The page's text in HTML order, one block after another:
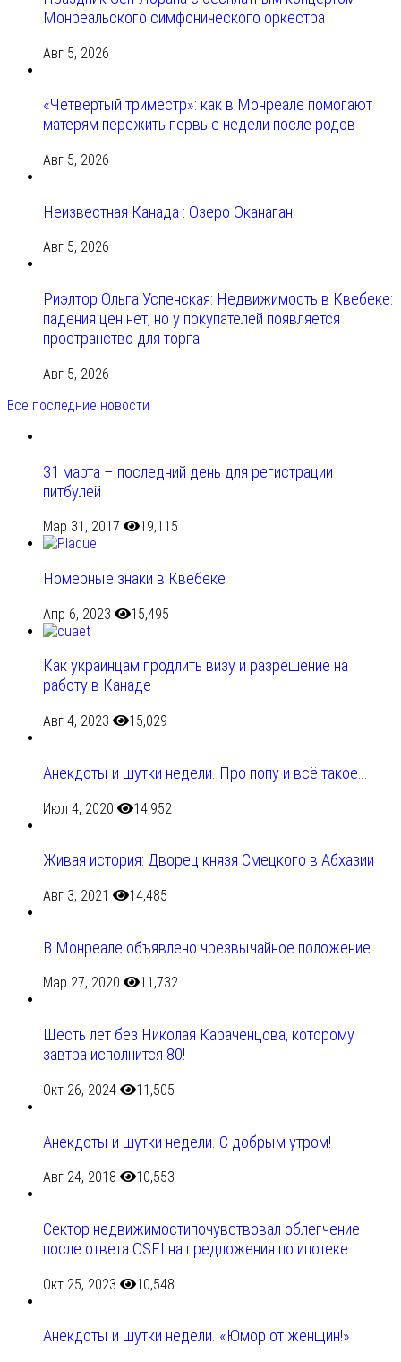
Монреальского симфонического оркестра
Авг 5, 2026
«Четвёртый триместр»: как в Монреале помогают
матерям пережить первые недели после родов
Авг 5, 2026
Неизвестная Канада : Озеро Оканаган
Авг 5, 2026
Риэлтор Ольга Успенская: Недвижимость в Квебеке:
падения цен нет, но у покупателей появляется
пространство для торга
Авг 5, 2026
Все последние новости
31 марта – последний день для регистрации
питбулей
Мар 31, 2017 19,115
Номерные знаки в Квебеке
Апр 6, 2023 15,495
Как украинцам продлить визу и разрешение на
работу в Канаде
Авг 4, 2023 15,029
Анекдоты и шутки недели. Про попу и всё такое…
Июл 4, 2020 14,952
Живая история: Дворец князя Смецкого в Абхазии
Авг 3, 2021 14,485
В Монреале объявлено чрезвычайное положение
Мар 27, 2020 11,732
Шесть лет без Николая Караченцова, которому
завтра исполнится 80!
Окт 26, 2024 11,505
Анекдоты и шутки недели. С добрым утром!
Авг 24, 2018 10,553
Сектор недвижимостипочувствовал облегчение
после ответа OSFI на предложения по ипотеке
Окт 25, 2023 10,548
Анекдоты и шутки недели. «Юмор от женщин!»